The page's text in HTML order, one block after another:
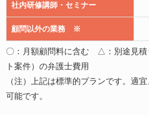
社内研修講師・セミナー
顧問以外の業務 ※
〇：月額顧問料に含む △：別途見積
ト案件）の弁護士費用
（注）上記は標準的プランです。適
可能です。